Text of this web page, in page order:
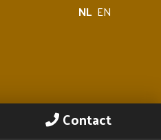
NL EN
Contact